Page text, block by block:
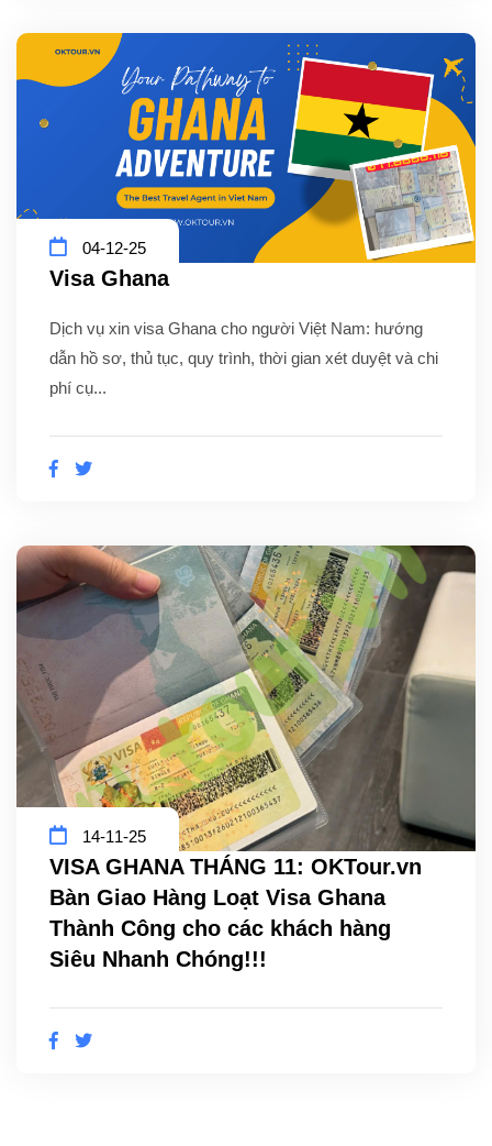
04-12-25
Visa Ghana
Dịch vụ xin visa Ghana cho người Việt Nam: hướng
dẫn hồ sơ, thủ tục, quy trình, thời gian xét duyệt và chi
phí cụ...
14-11-25
VISA GHANA THÁNG 11: OKTour.vn
Bàn Giao Hàng Loạt Visa Ghana
Thành Công cho các khách hàng
Siêu Nhanh Chóng!!!